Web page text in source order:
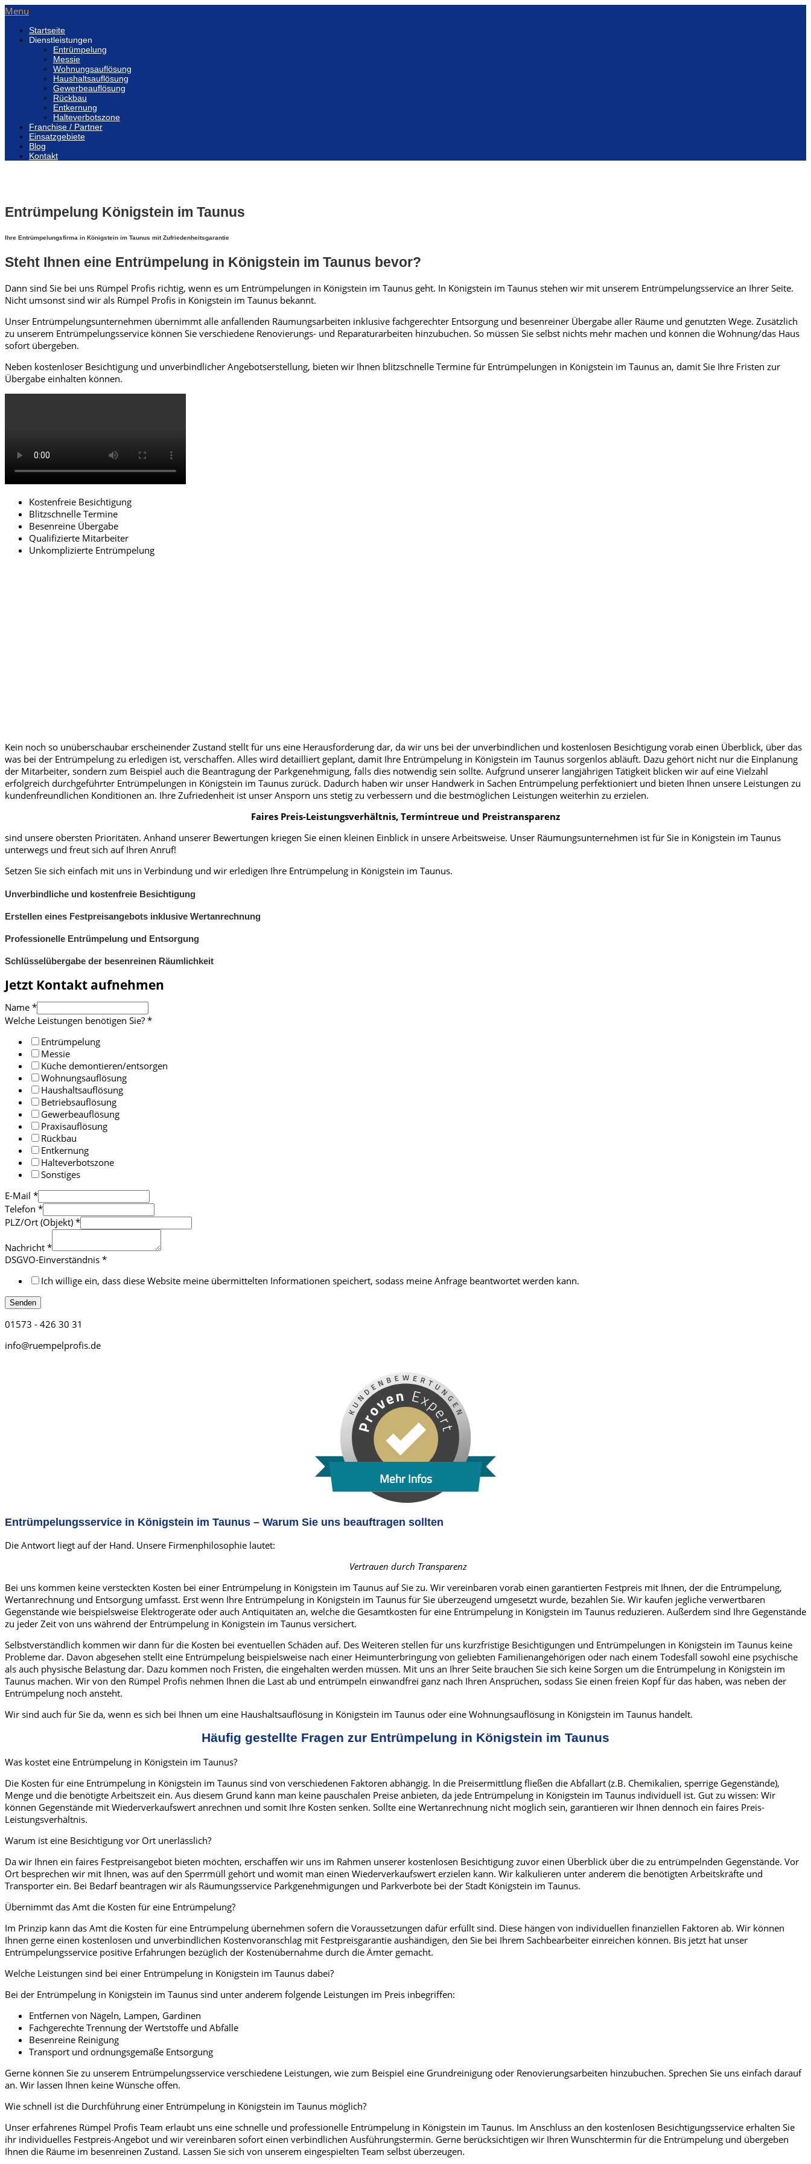
Menu
Startseite
Dienstleistungen
Entrümpelung
Messie
Wohnungsauflösung
Haushaltsauflösung
Gewerbeauflösung
Rückbau
Entkernung
Halteverbotszone
Franchise / Partner
Einsatzgebiete
Blog
Kontakt
Entrümpelung Königstein im Taunus
Ihre Entrümpelungsfirma in Königstein im Taunus mit Zufriedenheitsgarantie
Steht Ihnen eine Entrümpelung in Königstein im Taunus bevor?
Dann sind Sie bei uns Rümpel Profis richtig, wenn es um Entrümpelungen in Königstein im Taunus geht. In Königstein im Taunus stehen wir mit unserem Entrümpelungsservice an Ihrer Seite.
Nicht umsonst sind wir als Rümpel Profis in Königstein im Taunus bekannt.
Unser Entrümpelungsunternehmen übernimmt alle anfallenden Räumungsarbeiten inklusive fachgerechter Entsorgung und besenreiner Übergabe aller Räume und genutzten Wege. Zusätzlich
zu unserem Entrümpelungsservice können Sie verschiedene Renovierungs- und Reparaturarbeiten hinzubuchen. So müssen Sie selbst nichts mehr machen und können die Wohnung/das Haus
sofort übergeben.
Neben kostenloser Besichtigung und unverbindlicher Angebotserstellung, bieten wir Ihnen blitzschnelle Termine für Entrümpelungen in Königstein im Taunus an, damit Sie Ihre Fristen zur
Übergabe einhalten können.
Kostenfreie Besichtigung
Blitzschnelle Termine
Besenreine Übergabe
Qualifizierte Mitarbeiter
Unkomplizierte Entrümpelung
Kein noch so unüberschaubar erscheinender Zustand stellt für uns eine Herausforderung dar, da wir uns bei der unverbindlichen und kostenlosen Besichtigung vorab einen Überblick, über das
was bei der Entrümpelung zu erledigen ist, verschaffen. Alles wird detailliert geplant, damit Ihre Entrümpelung in Königstein im Taunus sorgenlos abläuft. Dazu gehört nicht nur die Einplanung
der Mitarbeiter, sondern zum Beispiel auch die Beantragung der Parkgenehmigung, falls dies notwendig sein sollte. Aufgrund unserer langjährigen Tätigkeit blicken wir auf eine Vielzahl
erfolgreich durchgeführter Entrümpelungen in Königstein im Taunus zurück. Dadurch haben wir unser Handwerk in Sachen Entrümpelung perfektioniert und bieten Ihnen unsere Leistungen zu
kundenfreundlichen Konditionen an. Ihre Zufriedenheit ist unser Ansporn uns stetig zu verbessern und die bestmöglichen Leistungen weiterhin zu erzielen.
Faires Preis-Leistungsverhältnis, Termintreue und Preistransparenz
sind unsere obersten Prioritäten. Anhand unserer Bewertungen kriegen Sie einen kleinen Einblick in unsere Arbeitsweise. Unser Räumungsunternehmen ist für Sie in Königstein im Taunus
unterwegs und freut sich auf Ihren Anruf!
Setzen Sie sich einfach mit uns in Verbindung und wir erledigen Ihre Entrümpelung in Königstein im Taunus.
Unverbindliche und kostenfreie Besichtigung
Erstellen eines Festpreisangebots inklusive Wertanrechnung
Professionelle Entrümpelung und Entsorgung
Schlüsselübergabe der besenreinen Räumlichkeit
Jetzt Kontakt aufnehmen
Name *
Welche Leistungen benötigen Sie? *
Entrümpelung
Messie
Küche demontieren/entsorgen
Wohnungsauflösung
Haushaltsauflösung
Betriebsauflösung
Gewerbeauflösung
Praxisauflösung
Rückbau
Entkernung
Halteverbotszone
Sonstiges
E-Mail *
Telefon *
PLZ/Ort (Objekt) *
Nachricht *
DSGVO-Einverständnis *
Ich willige ein, dass diese Website meine übermittelten Informationen speichert, sodass meine Anfrage beantwortet werden kann.
Senden
01573 - 426 30 31
info@ruempelprofis.de
Mehr Infos
Entrümpelungsservice in Königstein im Taunus – Warum Sie uns beauftragen sollten
Die Antwort liegt auf der Hand. Unsere Firmenphilosophie lautet:
Vertrauen durch Transparenz
Bei uns kommen keine versteckten Kosten bei einer Entrümpelung in Königstein im Taunus auf Sie zu. Wir vereinbaren vorab einen garantierten Festpreis mit Ihnen, der die Entrümpelung,
Wertanrechnung und Entsorgung umfasst. Erst wenn Ihre Entrümpelung in Königstein im Taunus für Sie überzeugend umgesetzt wurde, bezahlen Sie. Wir kaufen jegliche verwertbaren
Gegenstände wie beispielsweise Elektrogeräte oder auch Antiquitäten an, welche die Gesamtkosten für eine Entrümpelung in Königstein im Taunus reduzieren. Außerdem sind Ihre Gegenstände
zu jeder Zeit von uns während der Entrümpelung in Königstein im Taunus versichert.
Selbstverständlich kommen wir dann für die Kosten bei eventuellen Schäden auf. Des Weiteren stellen für uns kurzfristige Besichtigungen und Entrümpelungen in Königstein im Taunus keine
Probleme dar. Davon abgesehen stellt eine Entrümpelung beispielsweise nach einer Heimunterbringung von geliebten Familienangehörigen oder nach einem Todesfall sowohl eine psychische
als auch physische Belastung dar. Dazu kommen noch Fristen, die eingehalten werden müssen. Mit uns an Ihrer Seite brauchen Sie sich keine Sorgen um die Entrümpelung in Königstein im
Taunus machen. Wir von den Rümpel Profis nehmen Ihnen die Last ab und entrümpeln einwandfrei ganz nach Ihren Ansprüchen, sodass Sie einen freien Kopf für das haben, was neben der
Entrümpelung noch ansteht.
Wir sind auch für Sie da, wenn es sich bei Ihnen um eine Haushaltsauflösung in Königstein im Taunus oder eine Wohnungsauflösung in Königstein im Taunus handelt.
Häufig gestellte Fragen zur Entrümpelung in Königstein im Taunus
Was kostet eine Entrümpelung in Königstein im Taunus?
Die Kosten für eine Entrümpelung in Königstein im Taunus sind von verschiedenen Faktoren abhängig. In die Preisermittlung fließen die Abfallart (z.B. Chemikalien, sperrige Gegenstände),
Menge und die benötigte Arbeitszeit ein. Aus diesem Grund kann man keine pauschalen Preise anbieten, da jede Entrümpelung in Königstein im Taunus individuell ist. Gut zu wissen: Wir
können Gegenstände mit Wiederverkaufswert anrechnen und somit Ihre Kosten senken. Sollte eine Wertanrechnung nicht möglich sein, garantieren wir Ihnen dennoch ein faires Preis-
Leistungsverhältnis.
Warum ist eine Besichtigung vor Ort unerlässlich?
Da wir Ihnen ein faires Festpreisangebot bieten möchten, erschaffen wir uns im Rahmen unserer kostenlosen Besichtigung zuvor einen Überblick über die zu entrümpelnden Gegenstände. Vor
Ort besprechen wir mit Ihnen, was auf den Sperrmüll gehört und womit man einen Wiederverkaufswert erzielen kann. Wir kalkulieren unter anderem die benötigten Arbeitskräfte und
Transporter ein. Bei Bedarf beantragen wir als Räumungsservice Parkgenehmigungen und Parkverbote bei der Stadt Königstein im Taunus.
Übernimmt das Amt die Kosten für eine Entrümpelung?
Im Prinzip kann das Amt die Kosten für eine Entrümpelung übernehmen sofern die Voraussetzungen dafür erfüllt sind. Diese hängen von individuellen finanziellen Faktoren ab. Wir können
Ihnen gerne einen kostenlosen und unverbindlichen Kostenvoranschlag mit Festpreisgarantie aushändigen, den Sie bei Ihrem Sachbearbeiter einreichen können. Bis jetzt hat unser
Entrümpelungsservice positive Erfahrungen bezüglich der Kostenübernahme durch die Ämter gemacht.
Welche Leistungen sind bei einer Entrümpelung in Königstein im Taunus dabei?
Bei der Entrümpelung in Königstein im Taunus sind unter anderem folgende Leistungen im Preis inbegriffen:
Entfernen von Nägeln, Lampen, Gardinen
Fachgerechte Trennung der Wertstoffe und Abfälle
Besenreine Reinigung
Transport und ordnungsgemäße Entsorgung
Gerne können Sie zu unserem Entrümpelungsservice verschiedene Leistungen, wie zum Beispiel eine Grundreinigung oder Renovierungsarbeiten hinzubuchen. Sprechen Sie uns einfach darauf
an. Wir lassen Ihnen keine Wünsche offen.
Wie schnell ist die Durchführung einer Entrümpelung in Königstein im Taunus möglich?
Unser erfahrenes Rümpel Profis Team erlaubt uns eine schnelle und professionelle Entrümpelung in Königstein im Taunus. Im Anschluss an den kostenlosen Besichtigungsservice erhalten Sie
ihr individuelles Festpreis-Angebot und wir vereinbaren sofort einen verbindlichen Ausführungstermin. Gerne berücksichtigen wir Ihren Wunschtermin für die Entrümpelung und übergeben
Ihnen die Räume im besenreinen Zustand. Lassen Sie sich von unserem eingespielten Team selbst überzeugen.